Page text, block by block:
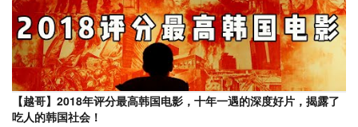
【越哥】2018年评分最高韩国电影，十年一遇的深度好片，揭露了
吃人的韩国社会！